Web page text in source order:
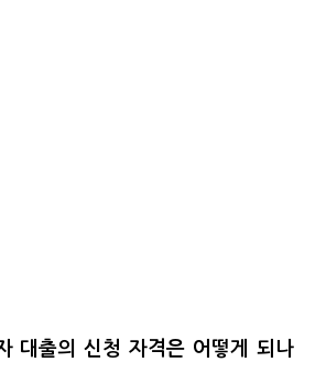
대출의 신청 자격은 어떻게 되나